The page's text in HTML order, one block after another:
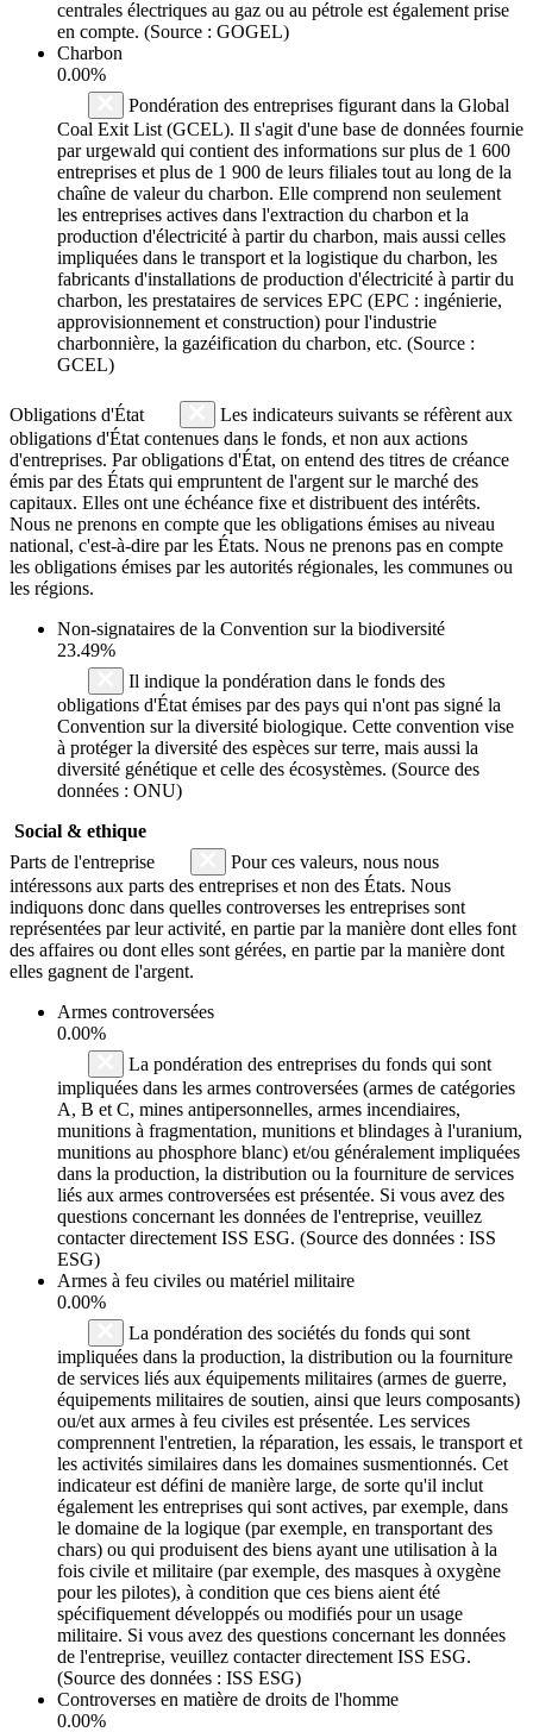
centrales électriques au gaz ou au pétrole est également prise
en compte. (Source : GOGEL)
Charbon
0.00%
Pondération des entreprises figurant dans la Global
Coal Exit List (GCEL). Il s'agit d'une base de données fournie
par urgewald qui contient des informations sur plus de 1 600
entreprises et plus de 1 900 de leurs filiales tout au long de la
chaîne de valeur du charbon. Elle comprend non seulement
les entreprises actives dans l'extraction du charbon et la
production d'électricité à partir du charbon, mais aussi celles
impliquées dans le transport et la logistique du charbon, les
fabricants d'installations de production d'électricité à partir du
charbon, les prestataires de services EPC (EPC : ingénierie,
approvisionnement et construction) pour l'industrie
charbonnière, la gazéification du charbon, etc. (Source :
GCEL)
Obligations d'État
Les indicateurs suivants se réfèrent aux
obligations d'État contenues dans le fonds, et non aux actions
d'entreprises. Par obligations d'État, on entend des titres de créance
émis par des États qui empruntent de l'argent sur le marché des
capitaux. Elles ont une échéance fixe et distribuent des intérêts.
Nous ne prenons en compte que les obligations émises au niveau
national, c'est-à-dire par les États. Nous ne prenons pas en compte
les obligations émises par les autorités régionales, les communes ou
les régions.
Non-signataires de la Convention sur la biodiversité
23.49%
Il indique la pondération dans le fonds des
obligations d'État émises par des pays qui n'ont pas signé la
Convention sur la diversité biologique. Cette convention vise
à protéger la diversité des espèces sur terre, mais aussi la
diversité génétique et celle des écosystèmes. (Source des
données : ONU)
Social & ethique
Parts de l'entreprise
Pour ces valeurs, nous nous
intéressons aux parts des entreprises et non des États. Nous
indiquons donc dans quelles controverses les entreprises sont
représentées par leur activité, en partie par la manière dont elles font
des affaires ou dont elles sont gérées, en partie par la manière dont
elles gagnent de l'argent.
Armes controversées
0.00%
La pondération des entreprises du fonds qui sont
impliquées dans les armes controversées (armes de catégories
A, B et C, mines antipersonnelles, armes incendiaires,
munitions à fragmentation, munitions et blindages à l'uranium,
munitions au phosphore blanc) et/ou généralement impliquées
dans la production, la distribution ou la fourniture de services
liés aux armes controversées est présentée. Si vous avez des
questions concernant les données de l'entreprise, veuillez
contacter directement ISS ESG. (Source des données : ISS
ESG)
Armes à feu civiles ou matériel militaire
0.00%
La pondération des sociétés du fonds qui sont
impliquées dans la production, la distribution ou la fourniture
de services liés aux équipements militaires (armes de guerre,
équipements militaires de soutien, ainsi que leurs composants)
ou/et aux armes à feu civiles est présentée. Les services
comprennent l'entretien, la réparation, les essais, le transport et
les activités similaires dans les domaines susmentionnés. Cet
indicateur est défini de manière large, de sorte qu'il inclut
également les entreprises qui sont actives, par exemple, dans
le domaine de la logique (par exemple, en transportant des
chars) ou qui produisent des biens ayant une utilisation à la
fois civile et militaire (par exemple, des masques à oxygène
pour les pilotes), à condition que ces biens aient été
spécifiquement développés ou modifiés pour un usage
militaire. Si vous avez des questions concernant les données
de l'entreprise, veuillez contacter directement ISS ESG.
(Source des données : ISS ESG)
Controverses en matière de droits de l'homme
0.00%